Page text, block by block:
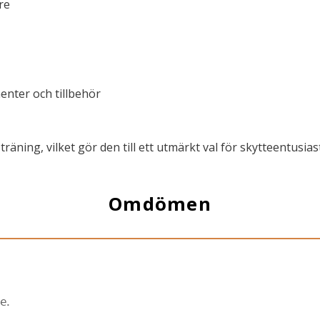
och tillbehör
vilket gör den till ett utmärkt val för
Omdömen